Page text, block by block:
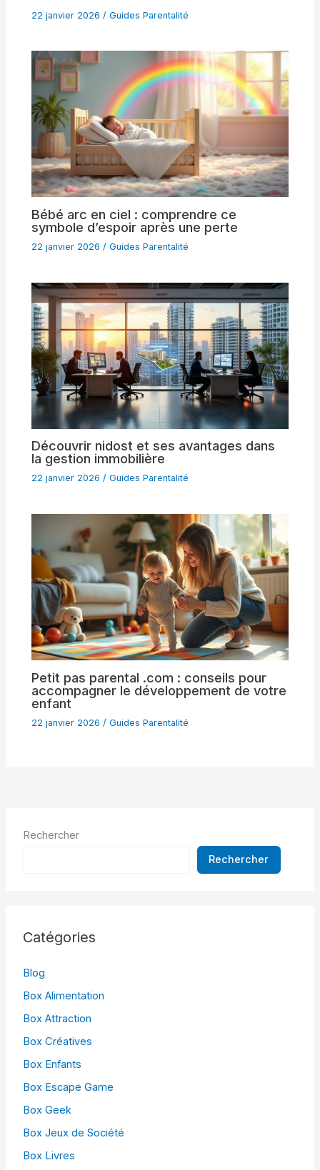
22 janvier 2026 /Guides Parentalité
Bébé arc en ciel : comprendre ce
symbole d’espoir après une perte
22 janvier 2026 /Guides Parentalité
Découvrir nidost et ses avantages dans
la gestion immobilière
22 janvier 2026/Guides Parentalité
Petit pas parental .com : conseils pour
accompagner le développement de votre
enfant
22 janvier 2026 /Guides Parentalité
Rechercher
Rechercher
Catégories
Blog
Box Alimentation
Box Attraction
Box Créatives
Box Enfants
Box Escape Game
Box Geek
Box Jeux de Société
Box Livres